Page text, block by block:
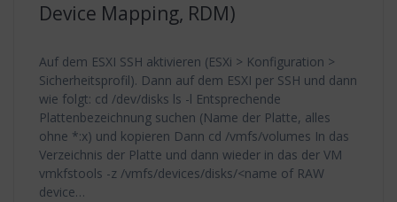
Device Mapping, RDM)
Auf dem ESXI SSH aktivieren (ESXi > Konfiguration >
Sicherheitsprofil). Dann auf dem ESXI per SSH und dann
wie folgt: cd /dev/disks ls -l Entsprechende
Plattenbezeichnung suchen (Name der Platte, alles
ohne *:x) und kopieren Dann cd /vmfs/volumes In das
Verzeichnis der Platte und dann wieder in das der VM
vmkfstools -z /vmfs/devices/disks/<name of RAW
device…